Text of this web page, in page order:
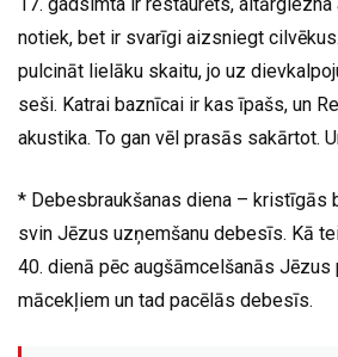
notiek, bet ir svarīgi aizsniegt
pulcināt lielāku skaitu, jo uz
seši. Katrai baznīcai ir kas īpašs, un
akustika. To gan vēl prasās sakārtot.
* Debesbraukšanas diena – kristīgās
svin Jēzus uzņemšanu debesīs. Kā
40. dienā pēc augšāmcelšanās
mācekļiem un tad pacēlās debesīs.